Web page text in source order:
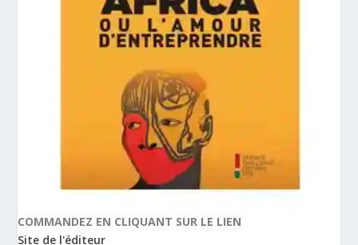
COMMANDEZ EN CLIQUANT SUR LE LIEN
Site de l'éditeur